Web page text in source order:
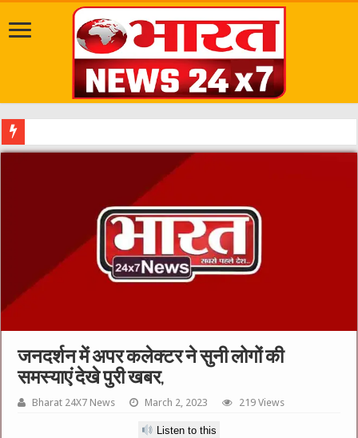
जनदर्शन में अपर कलेक्टर ने सुनी लोगों की
समस्याएं देखे पुरी खबर,
Bharat 24X7 News March 2, 2023 219 Views
Listen to this